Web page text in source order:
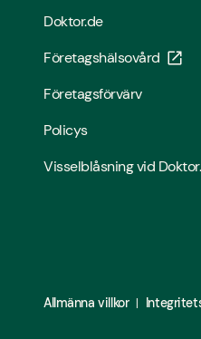
Doktor.de
Företagshälsovård
Företagsförvärv
Policys
Visselblåsning vid
Allmänna villkor